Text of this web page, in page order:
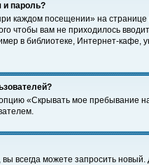
и пароль?
каждом посещении» на
чтобы вам не приходилось
в библиотеке, Интернет-кафе,
«Скрывать мое
всегда можете запросить